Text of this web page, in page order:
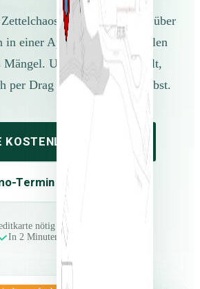
auf der Baustelle: über
in einer App — von Protokollen
Mängel. Und wenn etwas fehlt,
per Drag & Drop einfach selbst.
TESTEN
Termin vereinbaren
nötig
In 2 Minuten startklar
angefordert